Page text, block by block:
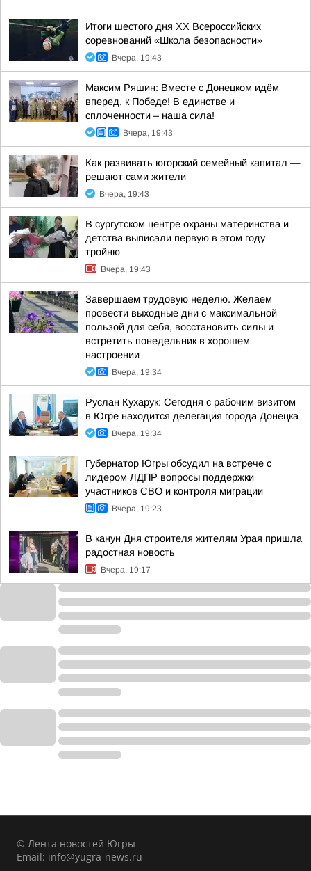
Итоги шестого дня XX Всероссийских
соревнований «Школа безопасности»
Вчера, 19:43
Максим Ряшин: Вместе с Донецком идём
вперед, к Победе! В единстве и
сплоченности – наша сила!
Вчера, 19:43
Как развивать югорский семейный капитал —
решают сами жители
Вчера, 19:43
В сургутском центре охраны материнства и
детства выписали первую в этом году
тройню
Вчера, 19:43
Завершаем трудовую неделю. Желаем
провести выходные дни с максимальной
пользой для себя, восстановить силы и
встретить понедельник в хорошем
настроении
Вчера, 19:34
Руслан Кухарук: Сегодня с рабочим визитом
в Югре находится делегация города Донецка
Вчера, 19:34
Губернатор Югры обсудил на встрече с
лидером ЛДПР вопросы поддержки
участников СВО и контроля миграции
Вчера, 19:23
В канун Дня строителя жителям Урая пришла
радостная новость
Вчера, 19:17
© Лента новостей Югры
Email: info@yugra-news.ru